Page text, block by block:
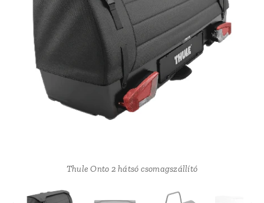
Thule Onto 2 hátsó csomagszállító
Thule Onto 2 hátsó csomagszállító
Thule Onto 2 hátsó csomagszállító